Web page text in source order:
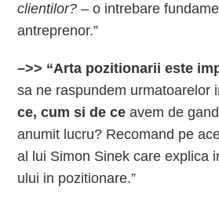
clientilor? – o intrebare
antreprenor.”
–>> “Arta pozitionarii este
sa ne raspundem urmatoarelor
ce, cum si de ce avem de
anumit lucru? Recomand pe
al lui Simon Sinek care explica
ului in pozitionare.”